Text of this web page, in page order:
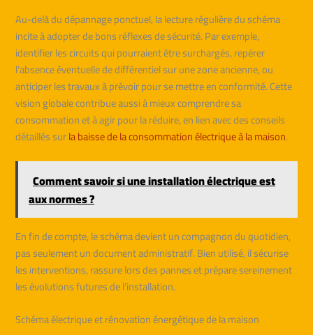
Au-delà du dépannage ponctuel, la lecture régulière du schéma
incite à adopter de bons réflexes de sécurité. Par exemple,
identifier les circuits qui pourraient être surchargés, repérer
l’absence éventuelle de différentiel sur une zone ancienne, ou
anticiper les travaux à prévoir pour se mettre en conformité. Cette
vision globale contribue aussi à mieux comprendre sa
consommation et à agir pour la réduire, en lien avec des conseils
détaillés surla baisse de la consommation électrique à la maison.
Comment savoir si une installation électrique est
aux normes ?
En fin de compte, le schéma devient un compagnon du quotidien,
pas seulement un document administratif. Bien utilisé, il sécurise
les interventions, rassure lors des pannes et prépare sereinement
les évolutions futures de l’installation.
Schéma électrique et rénovation énergétique de la maison